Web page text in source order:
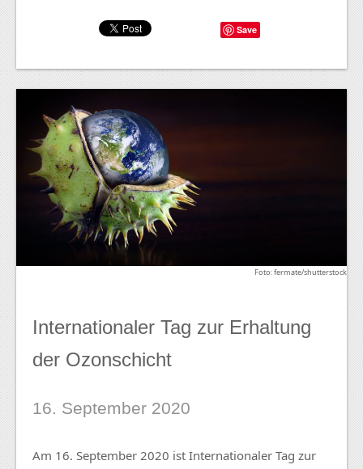
Save
Foto: fermate/shutterstock
Internationaler Tag zur Erhaltung
der Ozonschicht
16. September 2020
Am 16. September 2020 ist Internationaler Tag zur